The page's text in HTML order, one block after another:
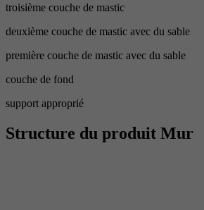
troisième couche de mastic
deuxième couche de mastic avec du sable
première couche de mastic avec du sable
couche de fond
support approprié
Structure du produit Mur